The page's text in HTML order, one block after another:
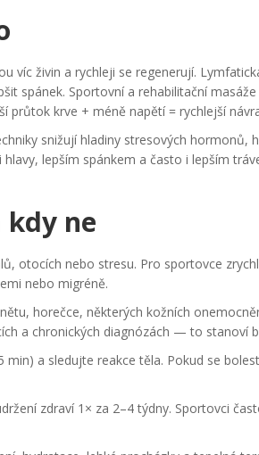
víc živin a rychleji se regenerují.
spánek. Sportovní a rehabilitační
průtok krve + méně napětí = rychlejší
snižují hladiny stresových hormonů,
lepším spánkem a často i lepším
kdy ne
otocích nebo stresu. Pro sportovce
nebo migréně.
horečce, některých kožních
a chronických diagnózách — to stanoví
min) a sledujte reakce těla. Pokud se
zdraví 1× za 2–4 týdny. Sportovci